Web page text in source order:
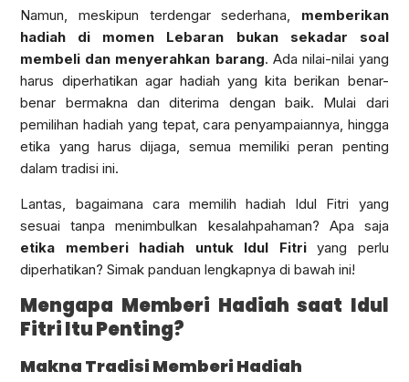
Namun, meskipun terdengar sederhana, memberikan
hadiah di momen Lebaran bukan sekadar soal
membeli dan menyerahkan barang. Ada nilai-nilai yang
harus diperhatikan agar hadiah yang kita berikan benar-
benar bermakna dan diterima dengan baik. Mulai dari
pemilihan hadiah yang tepat, cara penyampaiannya, hingga
etika yang harus dijaga, semua memiliki peran penting
dalam tradisi ini.
Lantas, bagaimana cara memilih hadiah Idul Fitri yang
sesuai tanpa menimbulkan kesalahpahaman? Apa saja
etika memberi hadiah untuk Idul Fitriyang perlu
diperhatikan? Simak panduan lengkapnya di bawah ini!
Mengapa Memberi Hadiah saat Idul
Fitri Itu Penting?
Makna Tradisi Memberi Hadiah